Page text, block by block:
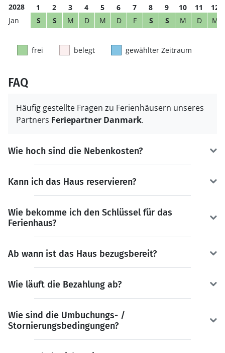
2028 1 2 3 4 5 6 7 8 9 10 11
12
S
S M D M D F S S M D M
frei belegt gewählter Zeitraum
FAQ
Häufig gestellte Fragen zu Ferienhäusern unseres
Partners Feriepartner Danmark.
Wie hoch sind die Nebenkosten?
Kann ich das Haus reservieren?
Wie bekomme ich den Schlüssel für das
Ferienhaus?
Ab wann ist das Haus bezugsbereit?
Wie läuft die Bezahlung ab?
Wie sind die Umbuchungs- /
Stornierungsbedingungen?